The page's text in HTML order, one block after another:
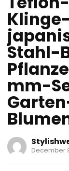
Stahl-
mm-
December